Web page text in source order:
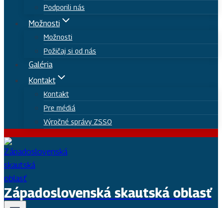
Podporili nás
Možnosti
Možnosti
Požičaj si od nás
Galéria
Kontakt
Kontakt
Pre médiá
Výročné správy ZSSO
Západoslovenská skautská oblasť